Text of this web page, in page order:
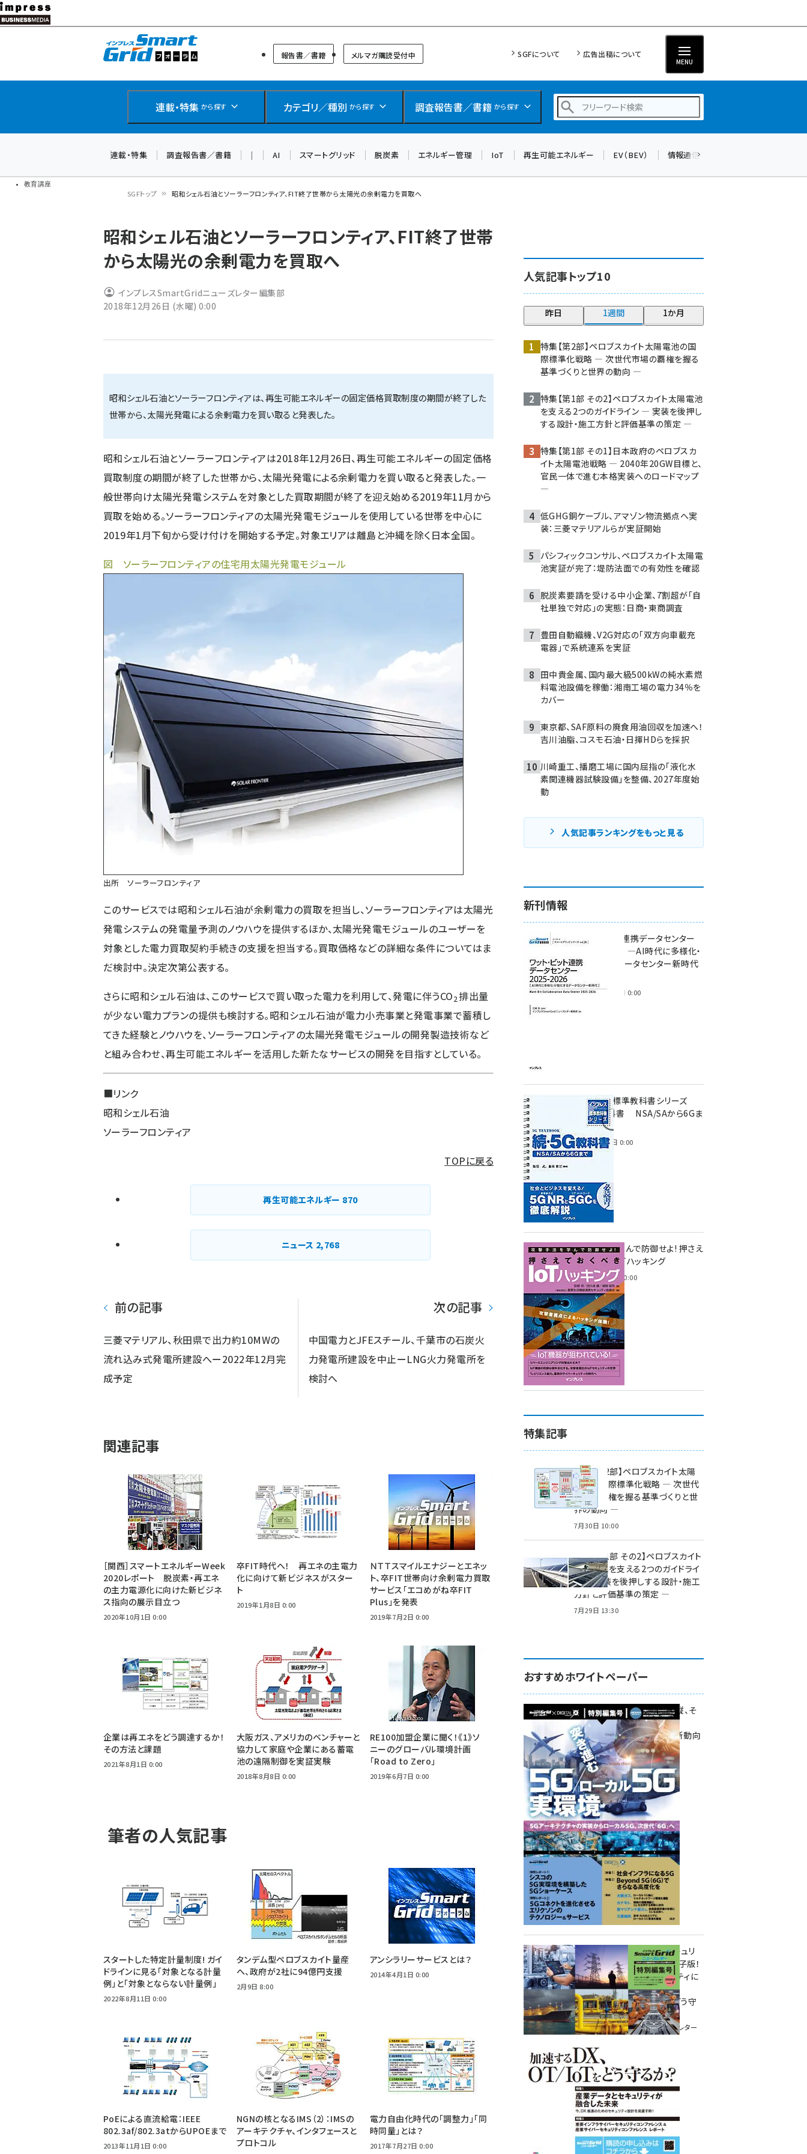
メ
イ
教育講座
スマートグリッドフォーラム
報告書／書籍 メルマガ購読受付中 SGFについて 広告出稿について
MENU
連載・特集 から探す カテゴリ／種別 から探す 調査報告書／書籍 から探す
ngn (262)
大串 (210)
aitras (176)
タンデム (140)
連載・特集 調査報告書／書籍 | AI スマートグリッド 脱炭素 エネルギー管理 IoT 再生可能エネルギー EV（BEV） 情報通信（ICT）
ン
く
ず
SGFトップ 昭和シェル石油とソーラーフロンティア、FIT終了世帯から太陽光の余剰電力を買取へ
昭和シェル石油とソーラーフロンティア、FIT終了世帯
から太陽光の余剰電力を買取へ
インプレスSmartGridニューズレター編集部
2018年12月26日 (水曜) 0:00
昭和シェル石油とソーラーフロンティアは、再生可能エネルギーの固定価格買取制度の期間が終了した
世帯から、太陽光発電による余剰電力を買い取ると発表した。
昭和シェル石油とソーラーフロンティアは2018年12月26日、再生可能エネルギーの固定価格
買取制度の期間が終了した世帯から、太陽光発電による余剰電力を買い取ると発表した。一
般世帯向け太陽光発電システムを対象とした買取期間が終了を迎え始める2019年11月から
買取を始める。ソーラーフロンティアの太陽光発電モジュールを使用している世帯を中心に
2019年1月下旬から受け付けを開始する予定。対象エリアは離島と沖縄を除く日本全国。
図 ソーラーフロンティアの住宅用太陽光発電モジュール
出所 ソーラーフロンティア
このサービスでは昭和シェル石油が余剰電力の買取を担当し、ソーラーフロンティアは太陽光
発電システムの発電量予測のノウハウを提供するほか、太陽光発電モジュールのユーザーを
対象とした電力買取契約手続きの支援を担当する。買取価格などの詳細な条件についてはま
だ検討中。決定次第公表する。
さらに昭和シェル石油は、このサービスで買い取った電力を利用して、発電に伴うCO2排出量
が少ない電力プランの提供も検討する。昭和シェル石油が電力小売事業と発電事業で蓄積し
てきた経験とノウハウを、ソーラーフロンティアの太陽光発電モジュールの開発製造技術など
と組み合わせ、再生可能エネルギーを活用した新たなサービスの開発を目指すとしている。
■リンク
昭和シェル石油
ソーラーフロンティア
TOPに戻る
再生可能エネルギー 870
ニュース 2,768
前の記事
三菱マテリアル、秋田県で出力約10MWの
流れ込み式発電所建設へー2022年12月完
成予定
次の記事
中国電力とJFEスチール、千葉市の石炭火
力発電所建設を中止ーLNG火力発電所を
検討へ
関連記事
［関西］スマートエネルギーWeek
2020レポート 脱炭素・再エネ
の主力電源化に向けた新ビジネ
ス指向の展示目立つ
2020年10月1日 0:00
卒FIT時代へ！ 再エネの主電力
化に向けて新ビジネスがスター
ト
2019年1月8日 0:00
ＮＴＴスマイルエナジーとエネッ
ト、卒FIT世帯向け余剰電力買取
サービス「エコめがね卒FIT
Plus」を発表
2019年7月2日 0:00
企業は再エネをどう調達するか！
その方法と課題
2021年8月1日 0:00
大阪ガス、アメリカのベンチャーと
協力して家庭や企業にある蓄電
池の遠隔制御を実証実験
2018年8月8日 0:00
RE100加盟企業に聞く！《1》ソ
ニーのグローバル環境計画
「Road to Zero」
2019年6月7日 0:00
筆者の人気記事
スタートした特定計量制度! ガイ
ドラインに見る「対象となる計量
例」と「対象とならない計量例」
2022年8月11日 0:00
タンデム型ペロブスカイト量産
へ、政府が2社に94億円支援
2月9日 8:00
アンシラリーサービスとは？
2014年4月1日 0:00
PoEによる直流給電：IEEE
802.3af/802.3atからUPOEまで
2013年11月1日 0:00
NGNの核となるIMS（2）：IMSの
アーキテクチャ、インタフェースと
プロトコル
電力自由化時代の「調整力」「同
時同量」とは？
2017年7月27日 0:00
人気記事トップ10
昨日 1週間 1か月
特集【第2部】ペロブスカイト太陽電池の国
際標準化戦略 ― 次世代市場の覇権を握る
基準づくりと世界の動向 ―
特集【第1部 その2】ペロブスカイト太陽電池
を支える2つのガイドライン ― 実装を後押し
する設計・施工方針と評価基準の策定 ―
特集【第1部 その1】日本政府のペロブスカ
イト太陽電池戦略 ― 2040年20GW目標と、
官民一体で進む本格実装へのロードマップ
―
低GHG銅ケーブル、アマゾン物流拠点へ実
装：三菱マテリアルらが実証開始
パシフィックコンサル、ペロブスカイト太陽電
池実証が完了：堤防法面での有効性を確認
脱炭素要請を受ける中小企業、7割超が「自
社単独で対応」の実態：日商・東商調査
豊田自動織機、V2G対応の「双方向車載充
電器」で系統連系を実証
田中貴金属、国内最大級500kWの純水素燃
料電池設備を稼働：湘南工場の電力34％を
カバー
東京都、SAF原料の廃食用油回収を加速へ！
吉川油脂、コスモ石油・日揮HDらを採択
川崎重工、播磨工場に国内屈指の「液化水
素関連機器試験設備」を整備、2027年度始
動
人気記事ランキングをもっと見る
新刊情報
ワット・ビット連携データセンター
2025-2026 ―AI時代に多様化・
分散化するデータセンター新時代
2025年11月28日 0:00
インプレス標準教科書シリーズ
続・5G教科書 NSA/SAから6Gま
2023年4月3日 0:00
攻撃手法を学んで防御せよ! 押さえ
ておくべきIoTハッキング
2022年6月14日 0:00
特集記事
特集【第2部】ペロブスカイト太陽
電池の国際標準化戦略 ― 次世代
市場の覇権を握る基準づくりと世
界の動向 ―
7月30日 10:00
特集【第1部 その2】ペロブスカイト
太陽電池を支える2つのガイドライ
ン ― 実装を後押しする設計・施工
方針と評価基準の策定 ―
7月29日 13:30
おすすめホワイトペーパー
環境対策、建機の遠隔操縦、そ
して医療。
次世代通信規格「5G」最新動向
をこの1冊で学ぶ
SmartGrid ニューズレター ×
DIGITAL X 特別編集号 2022
Summer
重要インフラサイバーセキュリ
ティコンファレンス特別電子版！
― 産業サイバーセキュリティに
関わる全ての方へ！ ―
加速するDX、OT/IoTをどう守
るか？
インプレス SmartGridニューズレター